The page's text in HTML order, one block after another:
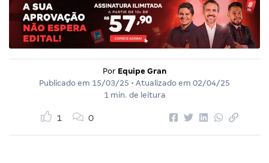
Por Equipe Gran
Publicado em 15/03/25 • Atualizado em 02/04/25
1 min. de leitura
1 0